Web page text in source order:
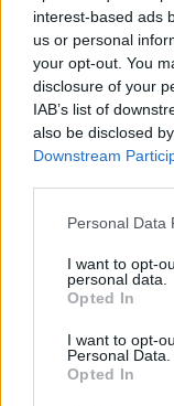
interest-based ads
us or personal
your opt-out. You
disclosure of your
IAB’s list of
also be disclosed
Downstream
Personal Data
I want to opt-
personal data.
Opted In
I want to opt-
Personal Data.
Opted In